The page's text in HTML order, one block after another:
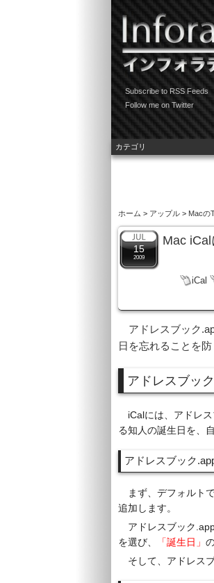
Subscribe to RSS Feeds
Follow me on Twitter
ホーム > アップル > Macの
15
2009
Mac
iCal
アドレスブック
日を忘れることを防
アドレスブッ
iCalには、アドレ
る知人の誕生日を、
アドレスブック
まず、デフォルト
追加します。
アドレスブック
を選び、
「誕生日」
そして、アドレス
カテゴリ